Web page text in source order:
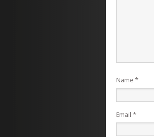
Name *
Email *